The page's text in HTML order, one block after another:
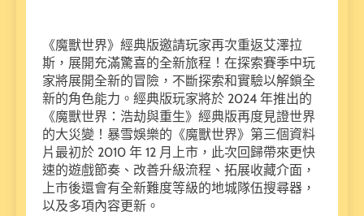
《魔獸世界》經典版邀請玩家再次重返艾澤拉
斯，展開充滿驚喜的全新旅程！在探索賽季中玩
家將展開全新的冒險，不斷探索和實驗以解鎖全
新的角色能力。經典版玩家將於 2024 年推出的
《魔獸世界：浩劫與重生》經典版再度見證世界
的大災變！暴雪娛樂的《魔獸世界》第三個資料
片最初於 2010 年 12 月上市，此次回歸帶來更快
速的遊戲節奏、改善升級流程、拓展收藏介面，
上市後還會有全新難度等級的地城隊伍搜尋器，
以及多項內容更新。